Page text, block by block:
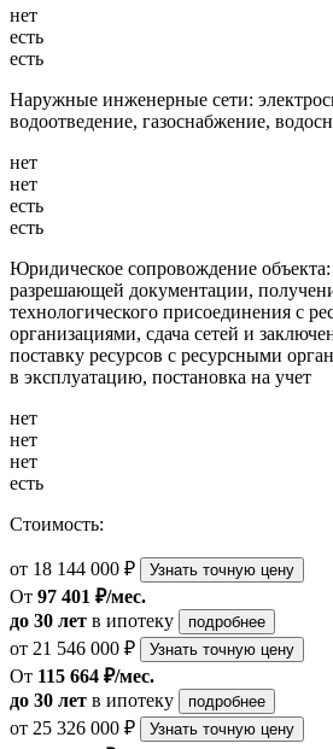
нет
есть
есть
Наружные инженерные сети:
водоотведение, газоснабжение,
нет
нет
есть
есть
Юридическое сопровождение
разрешающей документации,
технологического присоединения с
организациями, сдача сетей и
поставку ресурсов с ресурсными
в эксплуатацию, постановка на учет
нет
нет
нет
есть
Стоимость:
от 18 144 000 ₽ Узнать точную цену
От 97 401 ₽/мес.
до 30 лет в ипотеку подробнее
от 21 546 000 ₽ Узнать точную цену
От 115 664 ₽/мес.
до 30 лет в ипотеку подробнее
от 25 326 000 ₽ Узнать точную цену